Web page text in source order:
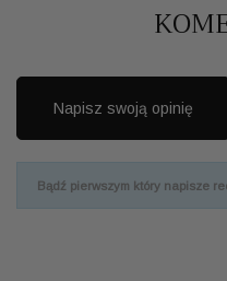
Napisz swoją opinię
Bądź pierwszym który napisze